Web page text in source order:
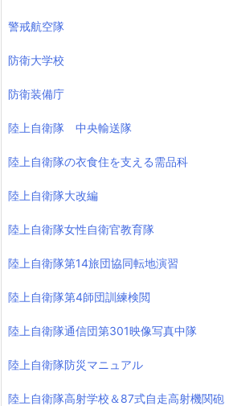
警戒航空隊
防衛大学校
防衛装備庁
陸上自衛隊 中央輸送隊
陸上自衛隊の衣食住を支える需品科
陸上自衛隊大改編
陸上自衛隊女性自衛官教育隊
陸上自衛隊第14旅団協同転地演習
陸上自衛隊第4師団訓練検閲
陸上自衛隊通信団第301映像写真中隊
陸上自衛隊防災マニュアル
陸上自衛隊高射学校＆87式自走高射機関砲